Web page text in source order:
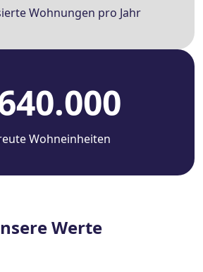
Wohnungen pro Jahr
Wohneinheiten
Werte